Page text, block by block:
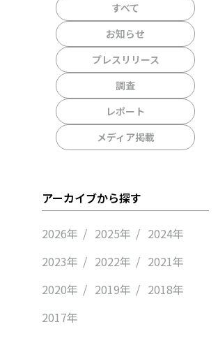
すべて
お知らせ
プレスリリース
調査
レポート
メディア掲載
アーカイブから探す
2026年 2025年
2024年
2023年
2022年
2021年
2020年
2019年
2018年
2017年